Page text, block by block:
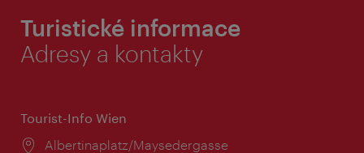
Turistické informace
Adresy a kontakty
Tourist-Info Wien
Místo:
Albertinaplatz/Maysedergasse